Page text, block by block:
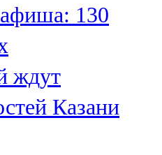
130
ждут
Казани